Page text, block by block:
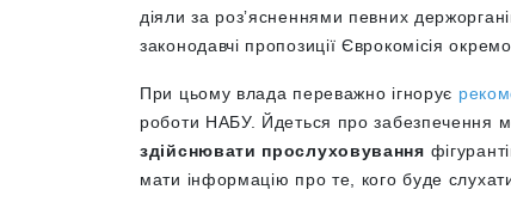
діяли за розʼясненнями певних
законодавчі пропозиції Єврокомісія окремо
При цьому влада переважно ігнорує
роботи НАБУ. Йдеться про забезпечення
здійснювати прослуховування
мати інформацію про те, кого буде